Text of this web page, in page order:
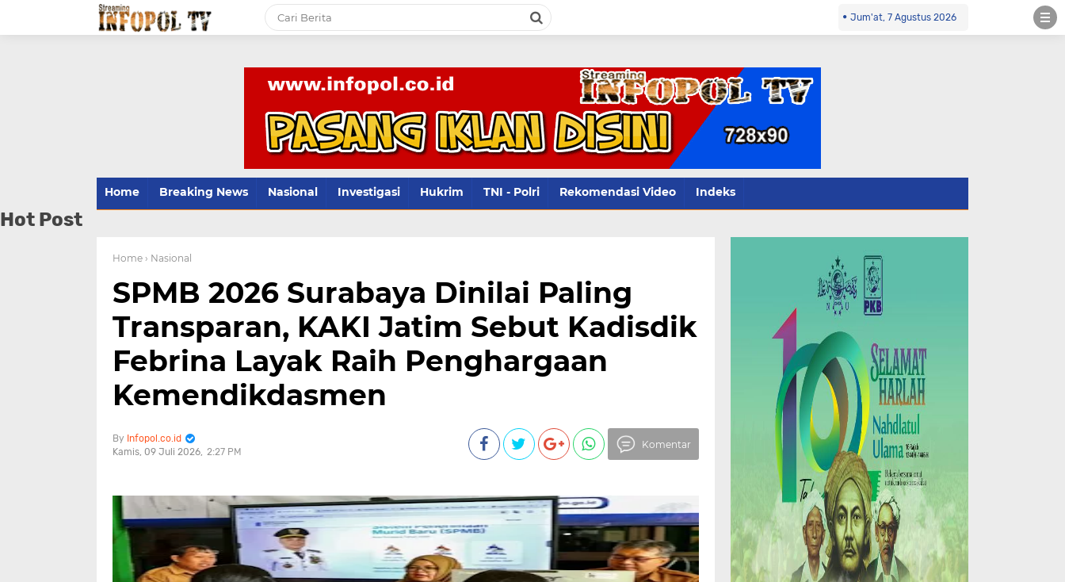
Jum'at, 7 Agustus 2026
Home Breaking News Nasional Investigasi Hukrim TNI - Polri Rekomendasi Video Indeks
Hot Post
Home › Nasional
SPMB 2026 Surabaya Dinilai Paling
Transparan, KAKI Jatim Sebut Kadisdik
Febrina Layak Raih Penghargaan
Kemendikdasmen
Infopol.co.id
Kamis, 09 Juli 2026 2:27 PM
Komentar